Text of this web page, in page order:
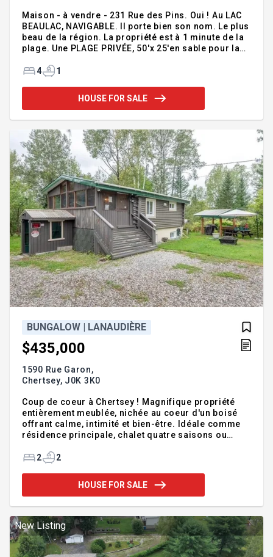
Maison - à vendre - 231 Rue des Pins. Oui ! Au LAC
BEAULAC, NAVIGABLE. Il porte bien son nom. Le plus
beau de la région. La propriété est à 1 minute de la
plage. Une PLAGE PRIVÉE, 50'x 25'en sable pour la
autres propriétaires. Vous avez 2 espaces réservés
pour y vivre à l'année, pour vous évader les fins de
semaine ou pour vos vacances. Propriété GRANDE
inclus si cela peut vous accommoder. À vous d'y
penser.
4 1
HOUSE FOR SALE
BUNGALOW | LANAUDIÈRE
$435,000
1590 Rue Garon,
Chertsey, J0K 3K0
Coup de coeur à Chertsey ! Magnifique propriété
entièrement meublée, nichée au coeur d'un boisé
offrant calme, intimité et bien-être. Idéale comme
résidence principale, chalet quatre saisons ou
propose 2 chambres, 2 salles de bains, une
au bois pour des soirées conviviales. Un lieu
paisible et chaleureux où confort moderne et nature
ce superbe chalet entièrement meublé, niché au c
2 2
HOUSE FOR SALE
New Listing